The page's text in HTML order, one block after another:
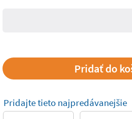
Pridajte tieto najpredávanejšie